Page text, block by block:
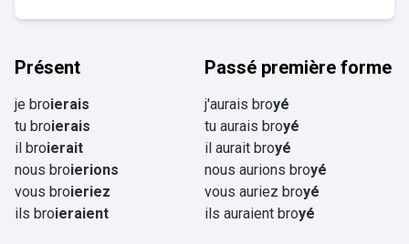
Présent
je broierais
tu broierais
il broierait
nous broierions
vous broieriez
ils broieraient
Passé première forme
j'aurais broyé
tu aurais broyé
il aurait broyé
nous aurions broyé
vous auriez broyé
ils auraient broyé